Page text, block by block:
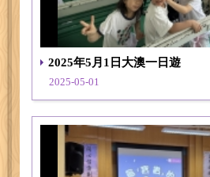
2025年5月1日大澳一日遊
2025-05-01